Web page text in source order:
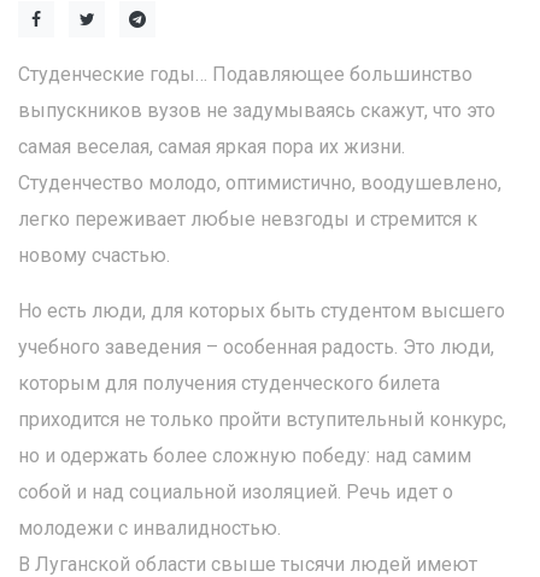
Студенческие годы… Подавляющее большинство
выпускников вузов не задумываясь скажут, что это
самая веселая, самая яркая пора их жизни.
Студенчество молодо, оптимистично, воодушевлено,
легко переживает любые невзгоды и стремится к
новому счастью.
Но есть люди, для которых быть студентом высшего
учебного заведения – особенная радость. Это люди,
которым для получения студенческого билета
приходится не только пройти вступительный конкурс,
но и одержать более сложную победу: над самим
собой и над социальной изоляцией. Речь идет о
молодежи с инвалидностью.
В Луганской области свыше тысячи людей имеют